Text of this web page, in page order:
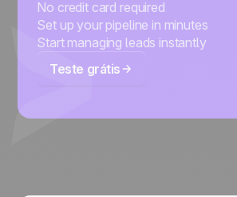
No credit card required
Set up your pipeline in minutes
Start managing leads instantly
Teste grátis